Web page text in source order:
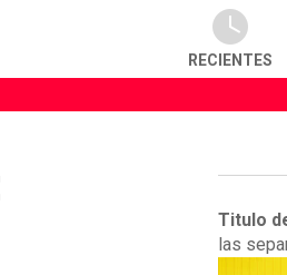
RECIENTES
Titulo
las